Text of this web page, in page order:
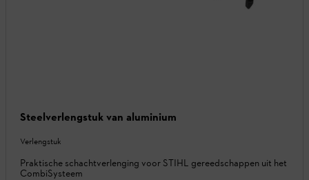
Steelverlengstuk van aluminium
Verlengstuk
Praktische schachtverlenging voor STIHL gereedschappen uit het
CombiSysteem